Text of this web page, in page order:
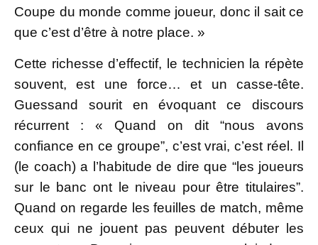
Coupe du monde comme joueur, donc il sait ce
que c’est d’être à notre place. »
Cette richesse d’effectif, le technicien la répète
souvent, est une force… et un casse-tête.
Guessand sourit en évoquant ce discours
récurrent : « Quand on dit “nous avons
confiance en ce groupe”, c’est vrai, c’est réel. Il
(le coach) a l’habitude de dire que “les joueurs
sur le banc ont le niveau pour être titulaires”.
Quand on regarde les feuilles de match, même
ceux qui ne jouent pas peuvent débuter les